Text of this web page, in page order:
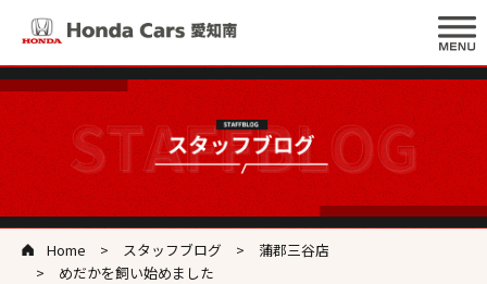
Home スタッフブログ
蒲郡三谷店
めだかを飼い始めました